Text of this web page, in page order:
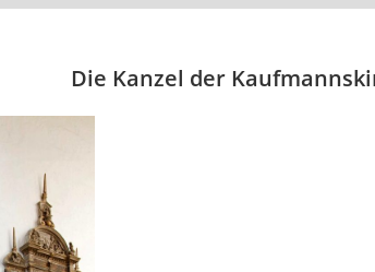
Die Kanzel der